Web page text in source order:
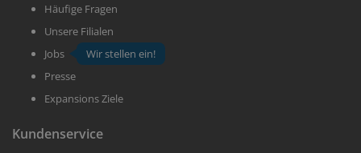
Häufige Fragen
Unsere Filialen
Jobs
Wir stellen ein!
Presse
Expansions Ziele
Kundenservice